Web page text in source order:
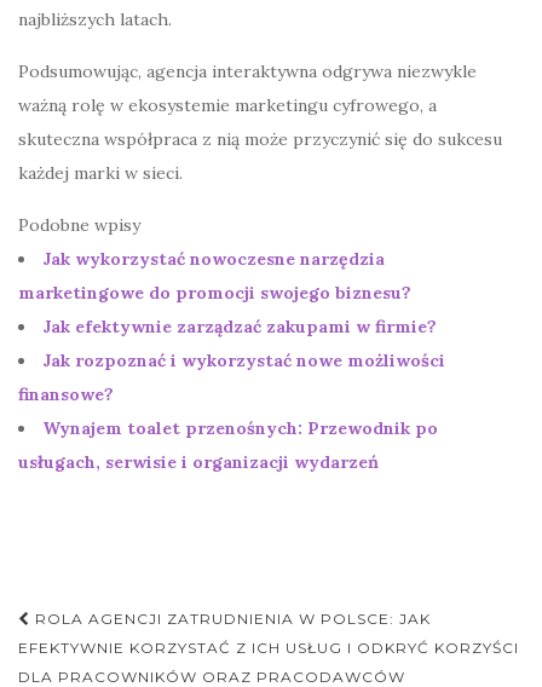
najbliższych latach.
Podsumowując, agencja interaktywna odgrywa niezwykle
ważną rolę w ekosystemie marketingu cyfrowego, a
skuteczna współpraca z nią może przyczynić się do sukcesu
każdej marki w sieci.
Podobne wpisy
Jak wykorzystać nowoczesne narzędzia
marketingowe do promocji swojego biznesu?
Jak efektywnie zarządzać zakupami w firmie?
Jak rozpoznać i wykorzystać nowe możliwości
finansowe?
Wynajem toalet przenośnych: Przewodnik po
usługach, serwisie i organizacji wydarzeń
Nawigacja
postu
ROLA AGENCJI ZATRUDNIENIA W POLSCE: JAK
EFEKTYWNIE KORZYSTAĆ Z ICH USŁUG I ODKRYĆ KORZYŚCI
DLA PRACOWNIKÓW ORAZ PRACODAWCÓW